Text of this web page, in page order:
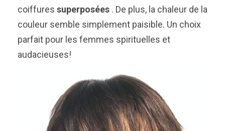
coiffures superposées . De plus, la chaleur de la
couleur semble simplement paisible. Un choix
parfait pour les femmes spirituelles et
audacieuses!